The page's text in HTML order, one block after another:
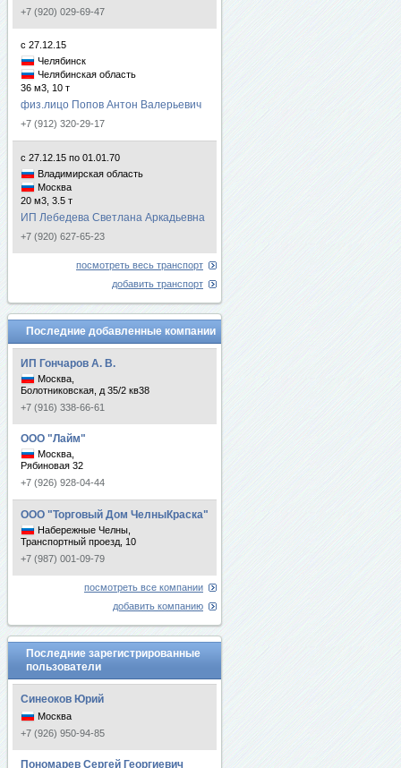
+7 (920) 029-69-47
с 27.12.15
Челябинск
Челябинская область
36 м3, 10 т
физ.лицо Попов Антон Валерьевич
+7 (912) 320-29-17
с 27.12.15 по 01.01.70
Владимирская область
Москва
20 м3, 3.5 т
ИП Лебедева Светлана Аркадьевна
+7 (920) 627-65-23
посмотреть весь транспорт
добавить транспорт
Последние добавленные компании
ИП Гончаров А. В.
Москва,
Болотниковская, д 35/2 кв38
+7 (916) 338-66-61
ООО "Лайм"
Москва,
Рябиновая 32
+7 (926) 928-04-44
ООО "Торговый Дом ЧелныКраска"
Набережные Челны,
Транспортный проезд, 10
+7 (987) 001-09-79
посмотреть все компании
добавить компанию
Последние зарегистрированные
пользователи
Синеоков Юрий
Москва
+7 (926) 950-94-85
Пономарев Сергей Георгиевич